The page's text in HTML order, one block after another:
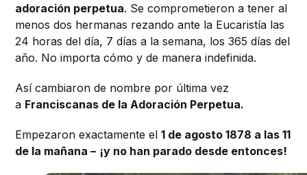
adoración perpetua. Se comprometieron a tener al
menos dos hermanas rezando ante la Eucaristía las
24 horas del día, 7 días a la semana, los 365 días del
año. No importa cómo y de manera indefinida.
Así cambiaron de nombre por última vez
a Franciscanas de la Adoración Perpetua.
Empezaron exactamente el1 de agosto 1878 a las 11
de la mañana – ¡y no han parado desde entonces!